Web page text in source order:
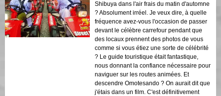
Shibuya dans l'air frais du matin d'automne
? Absolument irréel. Je veux dire, à quelle
fréquence avez-vous l'occasion de passer
devant le célèbre carrefour pendant que
des locaux prennent des photos de vous
comme si vous étiez une sorte de célébrité
? Le guide touristique était fantastique,
nous donnant la confiance nécessaire pour
naviguer sur les routes animées. Et
descendre Omotesando ? On aurait dit que
j'étais dans un film. C'est définitivement